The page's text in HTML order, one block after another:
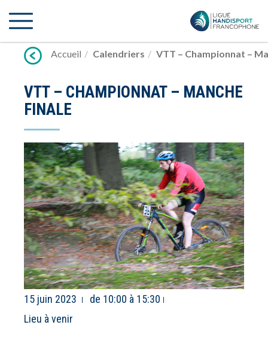
vers
Accueil
Calendriers VTT – Championnat –
VTT – CHAMPIONNAT – MANCHE
FINALE
15 juin 2023
de 10:00 à 15:30
Lieu à venir